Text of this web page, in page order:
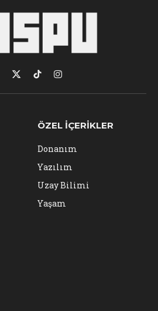
X
(Twitter)
TikTokInstagram
ÖZEL İÇERIKLER
Donanım
Yazılım
Uzay Bilimi
Yaşam